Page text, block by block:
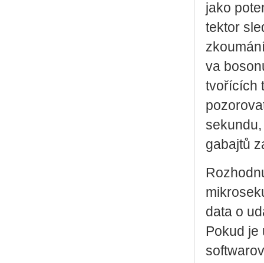
jako
tek­tor
va
tvo­ří­cích
ga­baj­tů
data o
Pokud je